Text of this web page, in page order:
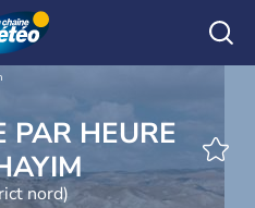
PAR HEURE
nord)